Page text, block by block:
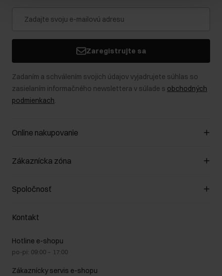
Zaregistrujte sa
Zadaním a schválením svojich údajov vyjadrujete súhlas so
zasielaním informačného newslettera v súlade s obchodných
podmienkach.
Online nakupovanie
Spravovať súbory cookie
Spôsob platby
Vrátenie
Zákaznícka zóna
Zákazníky klub
Pravidlá propagácie
Starostlivosť o kožu
Bezpečné nakupovanie
Blog
Najčastejšie kladené otázky (FAQ)
Spoločnosť
O nás
GDPR - Zásady ochrany osobných údajov
Právne informácie
Kontakt
Hotline e-shopu
po-pi: 09:00 – 17:00
Zákaznícky servis e-shopu